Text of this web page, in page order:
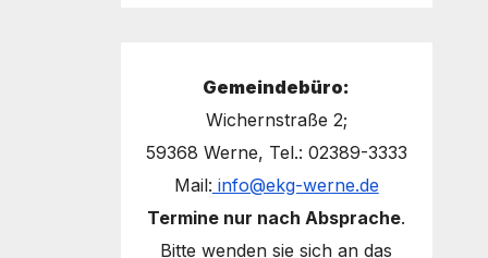
Gemeindebüro:
Wichernstraße 2;
59368 Werne, Tel.: 02389-3333
Mail: info@ekg-werne.de
Termine nur nach Absprache.
Bitte wenden sie sich an das